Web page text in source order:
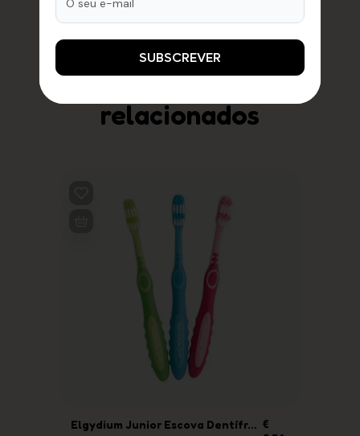
Produtos
relacionados
Elgydium Junior Escova Dentífr... €
SUBSCREVER